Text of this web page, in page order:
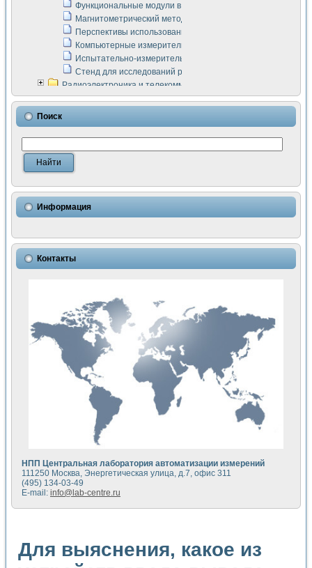
Функциональные модули в стандарте Nl SCXI для
Магнитометрический метод в дефектоскопии сварных
Перспективы использования машинного зрения в
Компьютерные измерительные системы для
Испытательно-измерительный комплекс аппаратуры для
Стенд для исследований рабочих процессов ДВС в
Радиоэлектроника и телекоммуникации
LabVIEW в расчетах радиолиний систем передачи данных
Аппаратно-программный комплекс для исследования
Виртуальный лабораторный стенд для исследования
Измерение шумовых параметров операционных
Измерительный преобразователь на основе цифровой
Использование NI LabVIEW для математического
Исследовние возможности создания измерителя ВАХ
Математическое моделирование генератора сигналов -
Применение осциллографического модуля с высоким
Симуляция отклика импульсного радиолокационного
Автоматизация формирования уравнений состояния для
Разработка автоматизированного стенда для измерения
Применение среды LabVIEW для построения картины
Портативная система для определения показателей
Использование LabVIEW для управления источником
Устройство для снятия вольт-амперных характеристик
Передовые научные технологии: нано-, фемто-,
Автоматизированная установка по измерению временных
Автоматизированный лабораторный комплекс на базе
Визуализация моделирования и оптимизации тепловой
Виртуальный прибор для исследования функциональных
Исследование возможности создания экономичного
Исследование кинетики движения макрочастиц в
Метод прогнозирования свойств дисперсных продуктов
Недорогая система управления сверхпроводящим
Применение технологий NI в курсе экспериментальной
Расчет переноса аэрозоля и выпадения осадка в
Применение NI VISION для геометрического анализа в
Система температурной стабилизации
Поиск
Информация
Контакты
НПП Центральная лаборатория автоматизации измерений
111250 Москва, Энергетическая улица, д.7, офис 311
(495) 134-03-49
E-mail: info@lab-centre.ru
Для выяснения, какое из